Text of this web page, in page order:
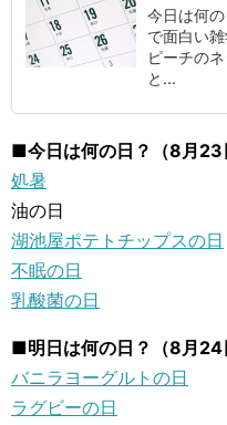
今日は何
で面白い
ピーチの
と...
■今日は何の日？（8月23
処暑
油の日
湖池屋ポテトチップスの日
不眠の日
乳酸菌の日
■明日は何の日？（8月24
バニラヨーグルトの日
ラグビーの日